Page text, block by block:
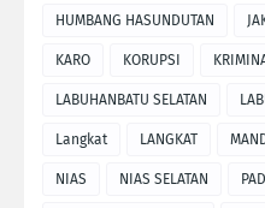
HUMBANG HASUNDUTAN
KARO KORUPSI
LABUHANBATU SELATAN
Langkat LANGKAT
NIAS NIAS SELATAN